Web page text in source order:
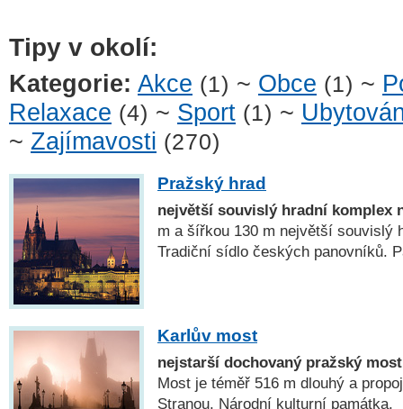
Tipy v okolí:
Kategorie: Akce (1) ~ Obce (1) ~
Relaxace (4) ~ Sport (1) ~
~ Zajímavosti (270)
Pražský hrad
největší souvislý hradní komplex
m a šířkou 130 m největší souvislý
Tradiční sídlo českých panovníků.
Karlův most
nejstarší dochovaný pražský
Most je téměř 516 m dlouhý a
Stranou. Národní kulturní památka.